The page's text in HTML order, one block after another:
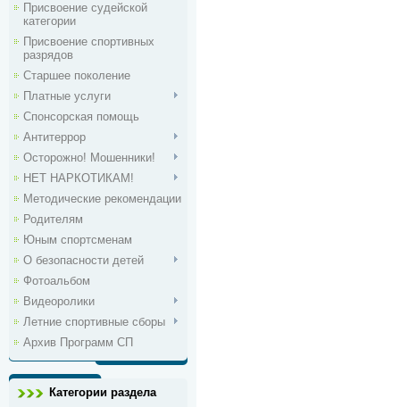
Присвоение судейской
категории
Присвоение спортивных
разрядов
Старшее поколение
Платные услуги
Спонсорская помощь
Антитеррор
Осторожно! Мошенники!
НЕТ НАРКОТИКАМ!
Методические рекомендации
Родителям
Юным спортсменам
О безопасности детей
Фотоальбом
Видеоролики
Летние спортивные сборы
Архив Программ СП
Категории раздела